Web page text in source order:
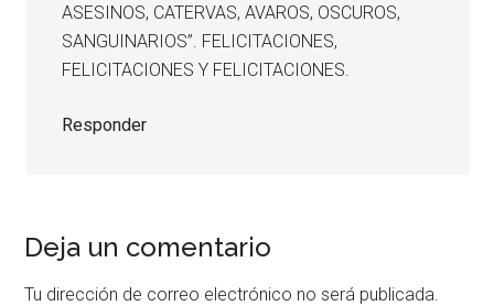
ASESINOS, CATERVAS, AVAROS, OSCUROS,
SANGUINARIOS”. FELICITACIONES,
FELICITACIONES Y FELICITACIONES.
Responder
Deja un comentario
Tu dirección de correo electrónico no será publicada.